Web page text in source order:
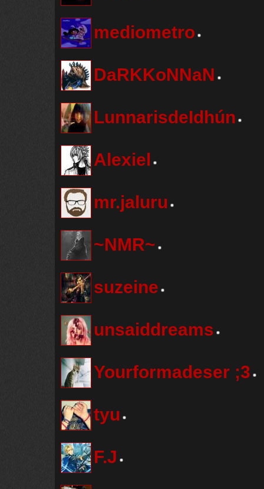
mediometro
DaRKKoNNaN
LunnarisdeIdhún
Alexiel
mr.jaluru
~NMR~
suzeine
unsaiddreams
Yourformadeser ;3
tyu
F.J